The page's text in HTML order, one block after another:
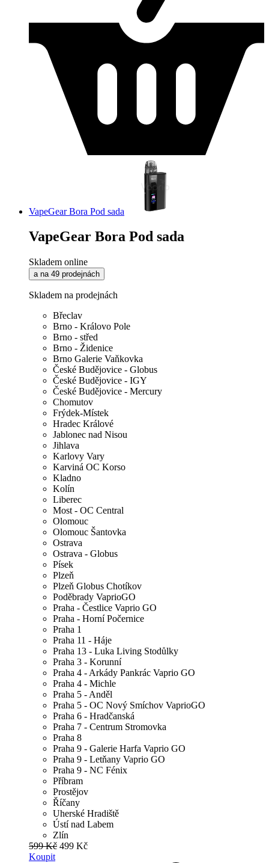
VapeGear Bora Pod sada
VapeGear Bora Pod sada
Skladem online
a na 49 prodejnách
Skladem na prodejnách
Břeclav
Brno - Královo Pole
Brno - střed
Brno - Židenice
Brno Galerie Vaňkovka
České Budějovice - Globus
České Budějovice - IGY
České Budějovice - Mercury
Chomutov
Frýdek-Místek
Hradec Králové
Jablonec nad Nisou
Jihlava
Karlovy Vary
Karviná OC Korso
Kladno
Kolín
Liberec
Most - OC Central
Olomouc
Olomouc Šantovka
Ostrava
Ostrava - Globus
Písek
Plzeň
Plzeň Globus Chotíkov
Poděbrady VaprioGO
Praha - Čestlice Vaprio GO
Praha - Horní Počernice
Praha 1
Praha 11 - Háje
Praha 13 - Luka Living Stodůlky
Praha 3 - Korunní
Praha 4 - Arkády Pankrác Vaprio GO
Praha 4 - Michle
Praha 5 - Anděl
Praha 5 - OC Nový Smíchov VaprioGO
Praha 6 - Hradčanská
Praha 7 - Centrum Stromovka
Praha 8
Praha 9 - Galerie Harfa Vaprio GO
Praha 9 - Letňany Vaprio GO
Praha 9 - NC Fénix
Příbram
Prostějov
Říčany
Uherské Hradiště
Ústí nad Labem
Zlín
599 Kč 499 Kč
Koupit